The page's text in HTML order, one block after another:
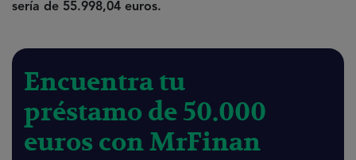
sería de 55.998,04 euros.
Encuentra tu
préstamo de 50.000
euros con MrFinan